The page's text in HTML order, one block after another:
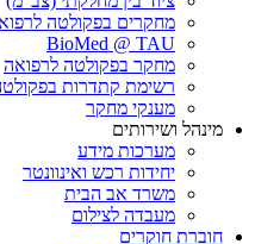
מחקרים בפקולטה
BioMed @ TAU
מחקר בפקולטה לרפואה
רשימת קתדרות
מענקי מחקר
מינהל ושירותים
מערכות מידע
יחידות רכש ואינוונטר
משרד אב הבית
מעבדה לצילום
חוברת חוקרים